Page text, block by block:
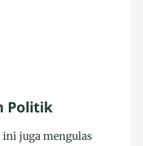
Politik
ini juga mengulas